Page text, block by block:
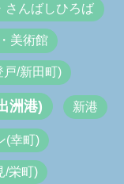
さんばしひろば
美術館
戸/新田町)
洲港) 新港
(幸町)
/栄町)